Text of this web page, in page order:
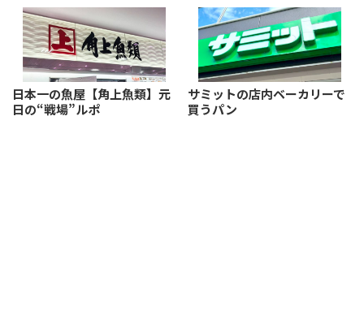
日本一の魚屋【角上魚類】元
日の“戦場”ルポ
サミットの店内ベーカリーで
買うパン